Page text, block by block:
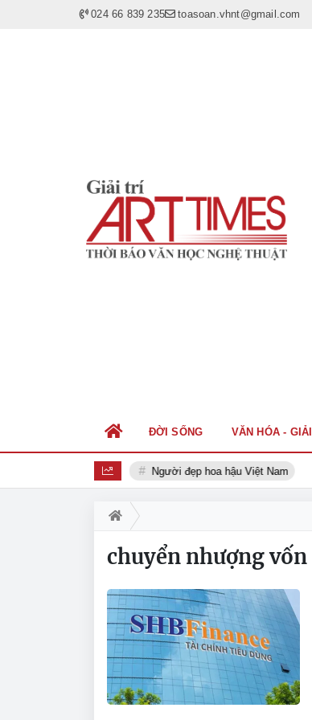
024 66 839 235 toasoan.vhnt@gmail.com
Người đẹp hoa hậu Việt Nam
ĐỜI SỐNG VĂN HÓA -
chuyển nhượng vốn